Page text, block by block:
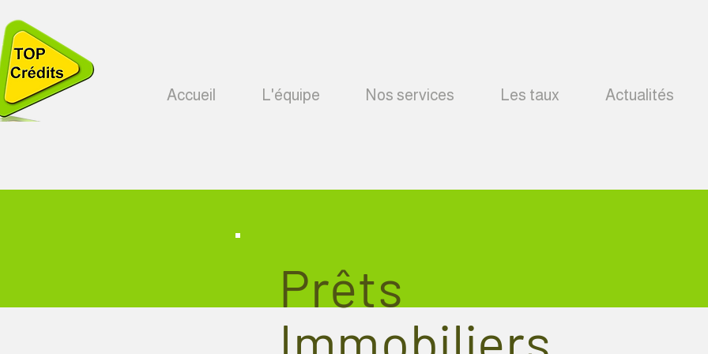
Accueil L'équipe Nos services Les taux Actualités
Prêts
Immobiliers